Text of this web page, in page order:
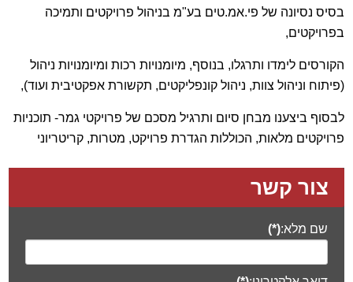
בפרויקטים,
(פיתוח וניהול צוות, ניהול קונפליקטים, תקשורת אפקטיבית ועוד),
פרויקטים מלאות, הכוללות הגדרת פרויקט, מטרות, קריטריוני
הצלחה,הקמת WBS , תוכניות עבודה בMS PROJECT, תקצוב
בצוותים.
המלצות הקורסים שלנו!
צור קשר
שם מלא:(*)